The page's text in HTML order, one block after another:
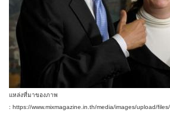
แหล่งที่มาของภาพ
: https://www.mixmagazine.in.th/media/images/upload/